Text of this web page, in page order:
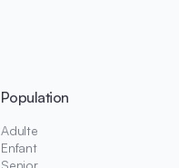
Population
Adulte
Enfant